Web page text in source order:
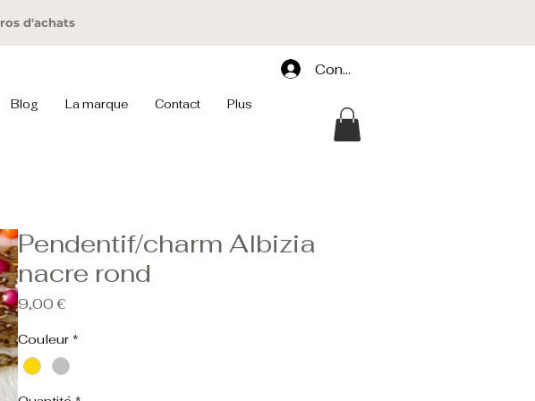
d'achats
Connexion
Blog La marque Contact Plus
Pendentif/charm Albizia
nacre rond
9,00 €Prix
Couleur *